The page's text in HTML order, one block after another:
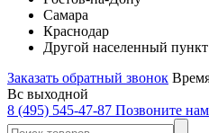
Самара
Краснодар
Другой населенный пункт
Заказать обратный звонок
Вс выходной
8 (495) 545-47-87 Позвоните нам